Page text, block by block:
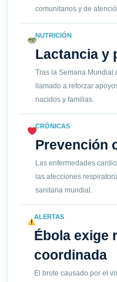
comunitarios y de
NUTRICIÓN
Lactancia y
Tras la Semana Mundial
llamado a reforzar
nacidos y familias.
CRÓNICAS
Prevención
Las enfermedades
las afecciones
sanitaria mundial.
ALERTAS
Ébola exige
coordinada
El brote causado por el